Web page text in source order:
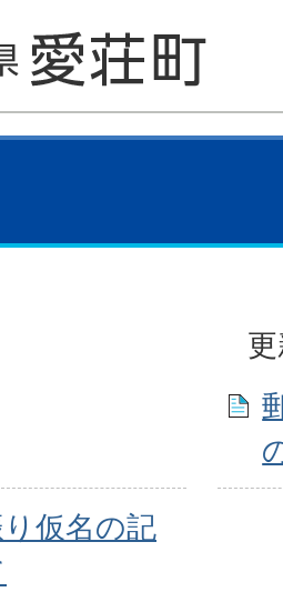
仮名の記